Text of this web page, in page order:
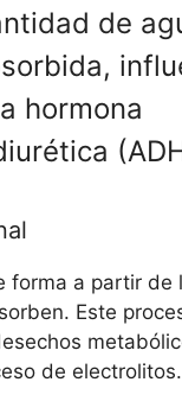
de
hormona
forma a partir de
Este
de electrolitos.